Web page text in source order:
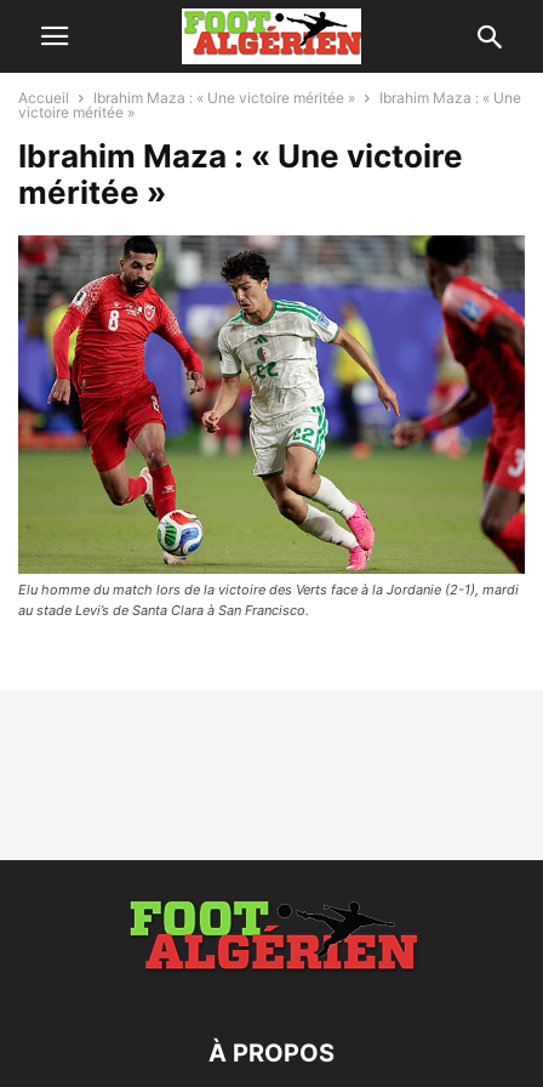
Accueil Ibrahim Maza : « Une victoire méritée »
Ibrahim Maza : « Une
victoire méritée »
Ibrahim Maza : « Une victoire
méritée »
Elu homme du match lors de la victoire des Verts face à la Jordanie (2-1), mardi
au stade Levi’s de Santa Clara à San Francisco.
À PROPOS